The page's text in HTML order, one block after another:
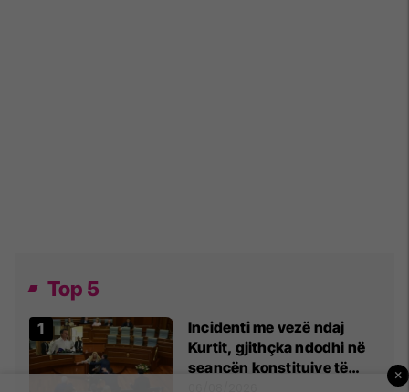
Top 5
Incidenti me vezë ndaj
Kurtit, gjithçka ndodhi në
seancën konstituive të
×